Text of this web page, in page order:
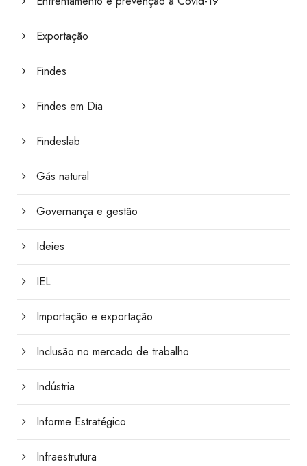
Exportação
Findes
Findes em Dia
Findeslab
Gás natural
Governança e gestão
Ideies
IEL
Importação e exportação
Inclusão no mercado de trabalho
Indústria
Informe Estratégico
Infraestrutura